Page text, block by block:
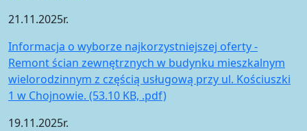
21.11.2025r.
Informacja o wyborze najkorzystniejszej oferty -
Remont ścian zewnętrznych w budynku mieszkalnym
wielorodzinnym z częścią usługową przy ul. Kościuszki
1 w Chojnowie. (53.10 KB, .pdf)
19.11.2025r.